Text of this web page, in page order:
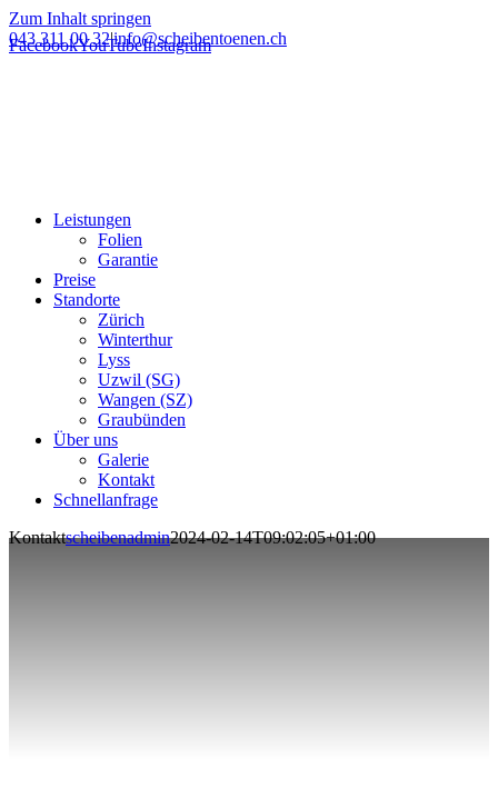
Zum Inhalt springen
043 311 00 32|info@scheibentoenen.ch
FacebookYouTubeInstagram
Leistungen
Folien
Garantie
Preise
Standorte
Zürich
Winterthur
Lyss
Uzwil (SG)
Wangen (SZ)
Graubünden
Über uns
Galerie
Kontakt
Schnellanfrage
Kontaktscheibenadmin2024-02-14T09:02:05+01:00